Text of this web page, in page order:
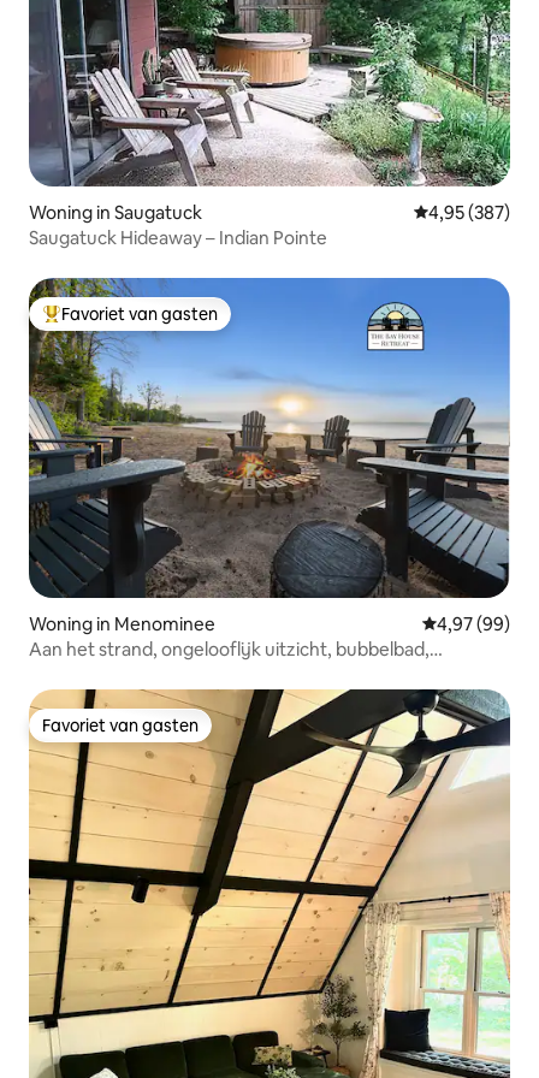
Woning in Saugatuck Gemiddelde
4,95 (387)
Saugatuck Hideaway – Indian Pointe
Topfavoriet van gasten
Favoriet van gasten
Woning in Menominee Gemiddelde
4,97 (99)
Aan het strand, ongelooflijk uitzicht, bubbelbad,
Favoriet van gasten
Favoriet van gasten